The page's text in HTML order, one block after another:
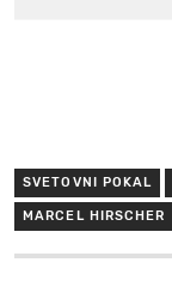
SVETOVNI POKAL
MARCEL HIRSCHER